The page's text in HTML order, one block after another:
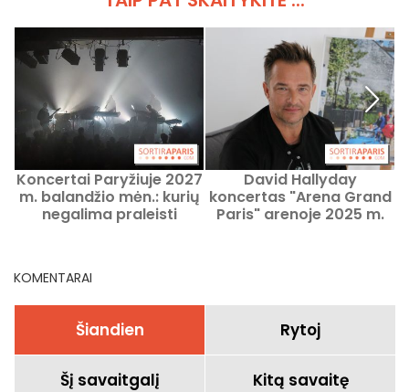
Koncertai Paryžiuje 2027
m. balandžio mėn.: kurių
negalima praleisti
David Hallyday
koncertas "Arena Grand
Paris" arenoje 2025 m.
KOMENTARAI
Šiandien Rytoj
Šį savaitgalį Kitą savaitę